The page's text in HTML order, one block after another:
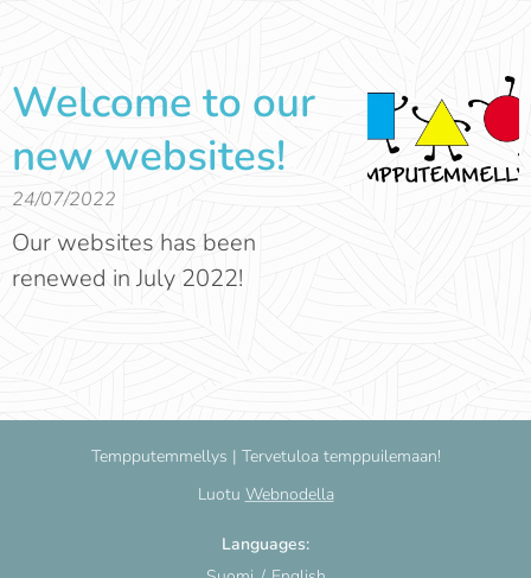
Welcome to our
new websites!
24/07/2022
Our websites has been
renewed in July 2022!
Tempputemmellys | Tervetuloa temppuilemaan!
Luotu Webnodella
Languages